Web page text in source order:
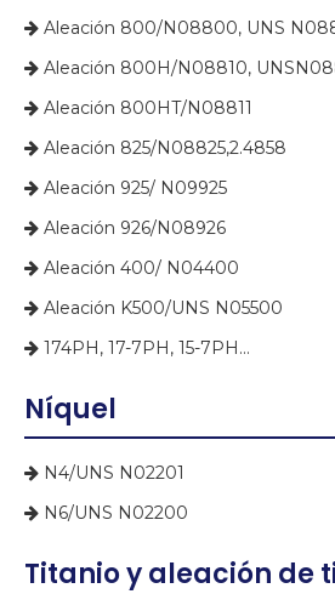
 Aleación 800/N08800, UNS
 Aleación 800H/N08810,
 ​​​​​​​ Aleación 800HT/N08811
 ​​​​​​​ Aleación 825/N08825,2.4858
 ​​​​​​​ Aleación 925/ N09925
 ​​​​​​​ Aleación 926/N08926
 ​​​​​​​ Aleación 400/ N04400
 ​​​​​​​ Aleación K500/UNS N05500
 ​​​​​​​ 174PH, 17-7PH, 15-7PH...
Níquel
 N4/UNS N02201
 N6/UNS N02200
Titanio y aleación de